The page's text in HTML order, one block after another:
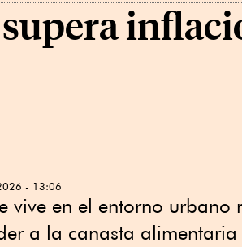
- 13:06
vive en el entorno urbano
a la canasta alimentaria